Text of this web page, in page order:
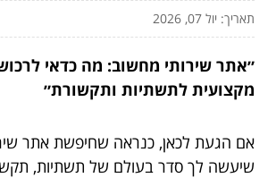
תאריך: יול 07, 2026
״אתר שירותי מחשוב: מה כדאי
מקצועית לתשתיות ותקשורת״
אם הגעת לכאן, כנראה שחיפשת אתר
שיעשה לך סדר בעולם של תשתיות,